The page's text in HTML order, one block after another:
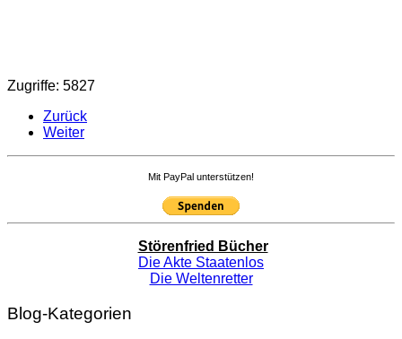
Zugriffe: 5827
Zurück
Weiter
Mit PayPal unterstützen!
Störenfried Bücher
Die Akte Staatenlos
Die Weltenretter
Blog-Kategorien